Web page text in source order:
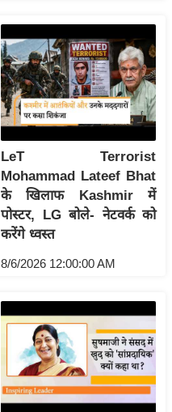
LeT Terrorist
Mohammad Lateef Bhat
के खिलाफ Kashmir में
पोस्टर, LG बोले- नेटवर्क को
करेंगे ध्वस्त
8/6/2026 12:00:00 AM